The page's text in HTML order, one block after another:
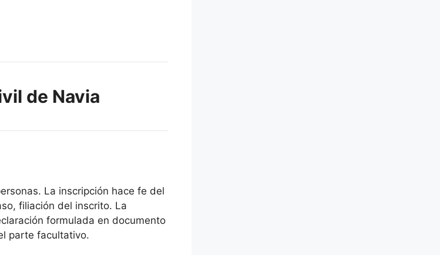
de Navia
La inscripción hace fe del
filiación del inscrito. La
formulada en documento
parte facultativo.